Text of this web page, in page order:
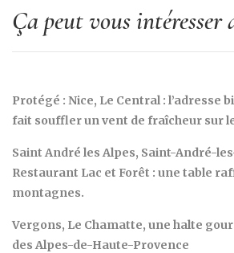
Ça peut vous intéresser
Protégé : Nice, Le Central : l’adresse
fait souffler un vent de fraîcheur sur
Saint André les Alpes, Saint-André-
Restaurant Lac et Forêt : une table
montagnes.
Vergons, Le Chamatte, une halte
des Alpes-de-Haute-Provence